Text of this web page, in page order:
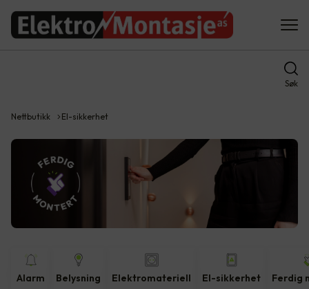
Søk
Nettbutikk El-sikkerhet
Alarm Belysning Elektromateriell El-sikkerhet Ferdig